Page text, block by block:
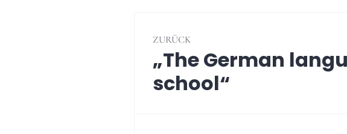
ZURÜCK
Vorheriger
Beitrag:
„The German
school“